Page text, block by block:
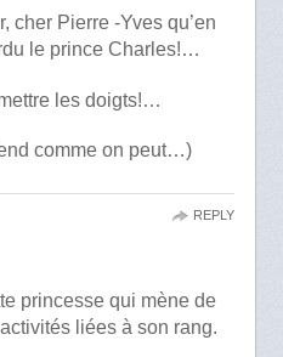
cher Pierre -Yves qu’en
le prince Charles!…
les doigts!…
comme on peut…)
princesse qui mène de
liées à son rang.
REPLY